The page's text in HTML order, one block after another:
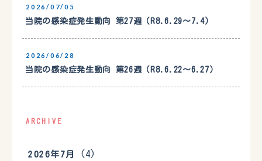
2026/07/05
当院の感染症発生動向 第27週（R8.6.29〜7.4）
2026/06/28
当院の感染症発生動向 第26週（R8.6.22〜6.27）
ARCHIVE
2026年7月 (4)